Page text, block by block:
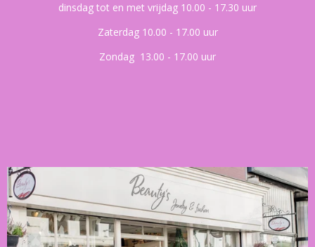
dinsdag tot en met vrijdag 10.00 - 17.30 uur
Zaterdag 10.00 - 17.00 uur
Zondag 13.00 - 17.00 uur